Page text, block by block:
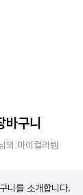
구니
의 마이컬리템
니를 소개합니다.